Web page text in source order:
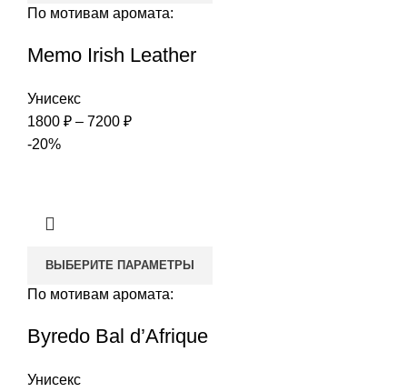
По мотивам аромата:
Memo Irish Leather
Унисекс
1800 ₽ – 7200 ₽Диапазон
-20%
ВЫБЕРИТЕ ПАРАМЕТРЫ
По мотивам аромата:
Byredo Bal d’Afrique
Унисекс